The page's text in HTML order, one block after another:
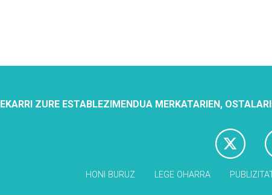
EKARRI ZURE ESTABLEZIMENDUA MERKATARIEN,
HONI BURUZ LEGE OHARRA